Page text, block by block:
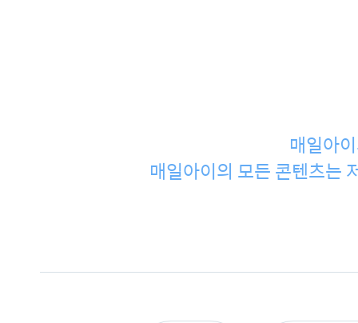
매일아
매일아이의 모든 콘텐츠는